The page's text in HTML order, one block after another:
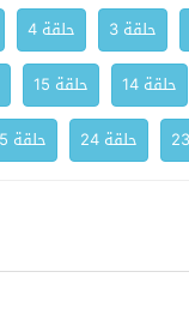
حلقة 3 حلقة 4
حلقة 14 حلقة 15
حلقة 24 حلقة 25